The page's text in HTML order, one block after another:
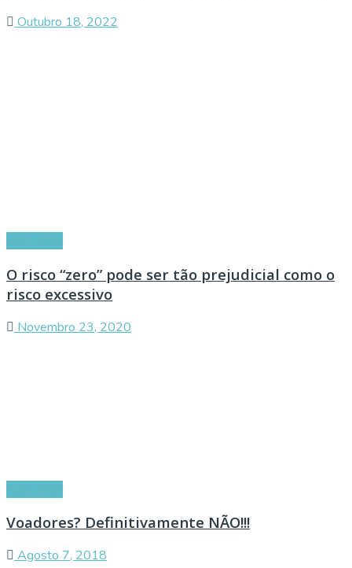
Outubro 18, 2022
O risco “zero” pode ser tão prejudicial como o
risco excessivo
Novembro 23, 2020
Voadores? Definitivamente NÃO!!!
Agosto 7, 2018